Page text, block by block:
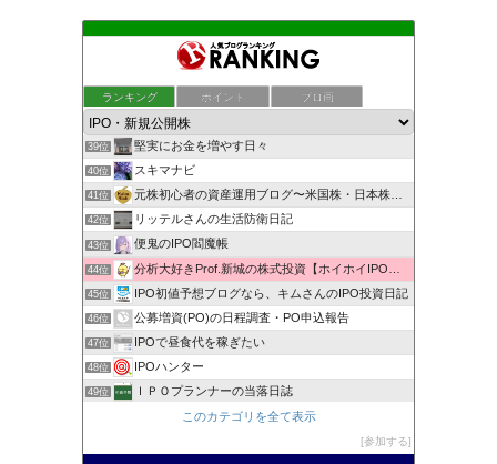
ランキング ポイント ブロ画
37位 もんきち雑貨店投資日記
38位 株マニュアル まったり資産運用
39位 堅実にお金を増やす日々
40位 スキマナビ
41位 元株初心者の資産運用ブログ〜米国株・日本株・IPO株投資
42位 リッテルさんの生活防衛日記
43位 便鬼のIPO閻魔帳
44位 分析大好きProf.新城の株式投資【ホイホイIPO投資術】
45位 IPO初値予想ブログなら、キムさんのIPO投資日記
46位 公募増資(PO)の日程調査・PO申込報告
47位 IPOで昼食代を稼ぎたい
48位 IPOハンター
49位 ＩＰＯプランナーの当落日誌
新規公開株で1000万への道！
このカテゴリを全て表示
参加する